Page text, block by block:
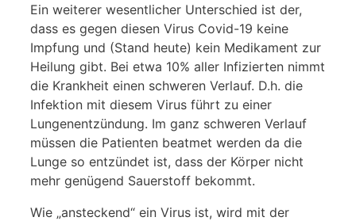
Ein weiterer wesentlicher Unterschied ist der,
dass es gegen diesen Virus Covid-19 keine
Impfung und (Stand heute) kein Medikament zur
Heilung gibt. Bei etwa 10% aller Infizierten nimmt
die Krankheit einen schweren Verlauf. D.h. die
Infektion mit diesem Virus führt zu einer
Lungenentzündung. Im ganz schweren Verlauf
müssen die Patienten beatmet werden da die
Lunge so entzündet ist, dass der Körper nicht
mehr genügend Sauerstoff bekommt.
Wie „ansteckend“ ein Virus ist, wird mit der